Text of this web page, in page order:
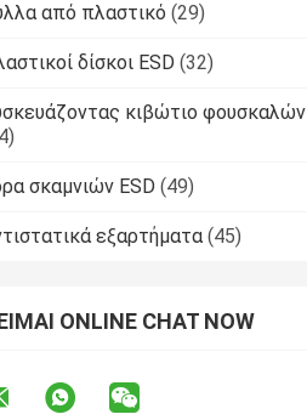
από πλαστικό (29)
δίσκοι ESD (32)
κιβώτιο φουσκαλών
σκαμνιών ESD (49)
εξαρτήματα (45)
ONLINE CHAT NOW